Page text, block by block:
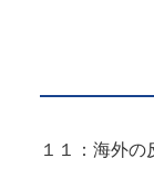
１１：海外の